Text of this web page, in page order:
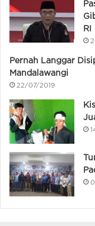
RI
Pernah Langgar
Mandalawangi
22/07/2019